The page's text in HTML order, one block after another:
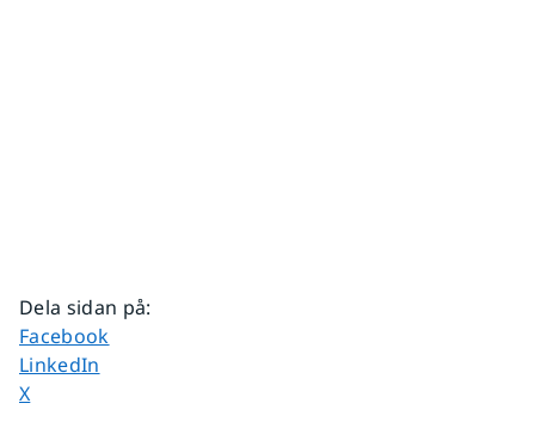
Dela sidan på:
Dela sidan på
Facebook
Dela sidan på
LinkedIn
Dela sidan på
X